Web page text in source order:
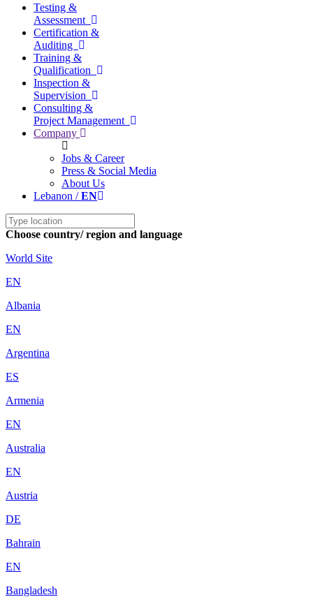
Testing &
Assessment
Certification &
Auditing
Training &
Qualification
Inspection &
Supervision
Consulting &
Project Management
Company
Jobs & Career
Press & Social Media
About Us
Lebanon /EN
Choose country/ region and language
World Site
EN
Albania
EN
Argentina
ES
Armenia
EN
Australia
EN
Austria
DE
Bahrain
EN
Bangladesh